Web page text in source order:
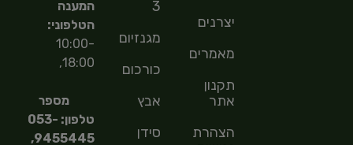
יצרנים
מאמרים
תקנון
אתר
הצהרת
3
מגנזיום
כורכום
אבץ
סידן
המענה
הטלפוני:
10:00-
18:00,
מספר
טלפון: 053-
9455445,